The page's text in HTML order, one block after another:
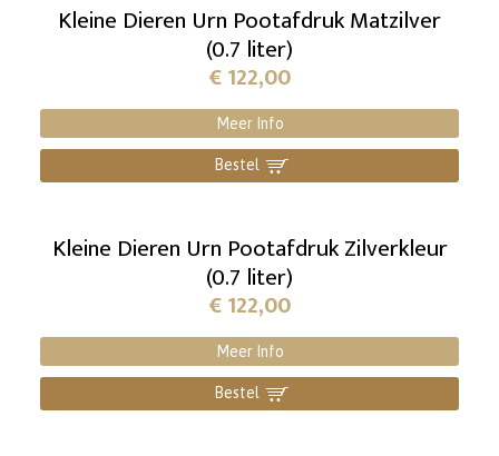
Kleine Dieren Urn Pootafdruk Matzilver
(0.7 liter)
€122,00
Meer Info
Bestel ]
Kleine Dieren Urn Pootafdruk Zilverkleur
(0.7 liter)
€122,00
Meer Info
Bestel ]